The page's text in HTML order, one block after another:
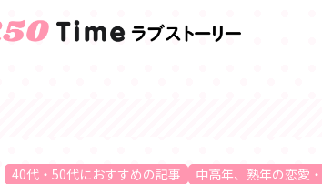
40代
40代・50代におすすめの記事 中高年、熟年の恋愛